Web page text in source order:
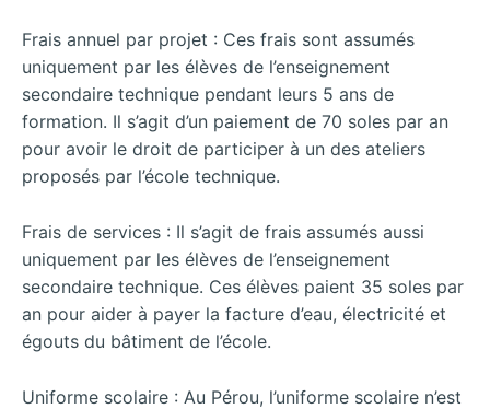
Frais annuel par projet : Ces frais sont assumés
uniquement par les élèves de l’enseignement
secondaire technique pendant leurs 5 ans de
formation. Il s’agit d’un paiement de 70 soles par an
pour avoir le droit de participer à un des ateliers
proposés par l’école technique.
Frais de services : Il s’agit de frais assumés aussi
uniquement par les élèves de l’enseignement
secondaire technique. Ces élèves paient 35 soles par
an pour aider à payer la facture d’eau, électricité et
égouts du bâtiment de l’école.
Uniforme scolaire : Au Pérou, l’uniforme scolaire n’est